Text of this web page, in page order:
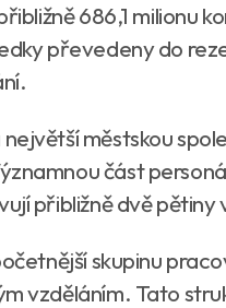
686,1 milionu
převedeny do
městskou
část
přibližně dvě pětiny
skupinu
vzděláním. Tato